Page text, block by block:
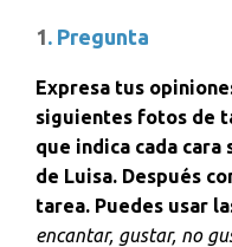
1. Pregunta
Expresa tus
siguientes fotos de
que indica cada
de Luisa. Después
tarea. Puedes usar
encantar, gustar, no